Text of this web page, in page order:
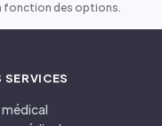
fonction des options.
SERVICES